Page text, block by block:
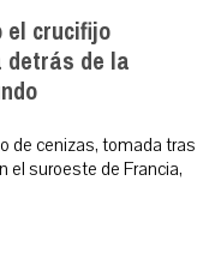
el crucifijo
de la
de cenizas, tomada tras
suroeste de Francia,